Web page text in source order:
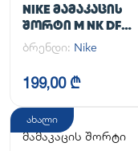
NIKE ᲛᲐᲛᲐᲙᲐᲪᲘᲡ
ᲨᲝᲠᲢᲘ M NK DF
UNLIMITED WVN 7IN
ბრენდი: Nike
199,00 ₾
ახალი
მამაკაცის შორტი